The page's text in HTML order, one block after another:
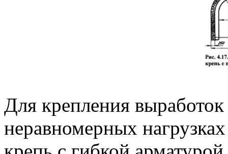
Для крепления
неравномерных